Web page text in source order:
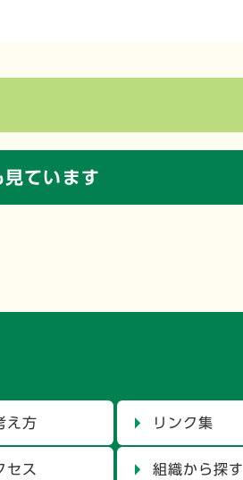
見ています
え方 リンク集
セス 組織から探す